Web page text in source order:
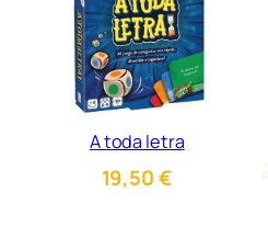
A toda letra
19,50€